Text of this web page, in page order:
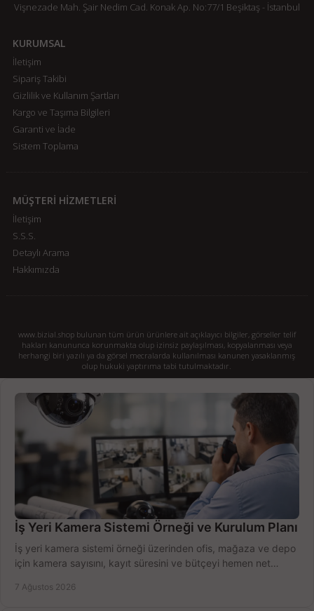
Vişnezade Mah. Şair Nedim Cad. Konak Ap. No:77/1 Beşiktaş - İstanbul
KURUMSAL
İletişim
Sipariş Takibi
Gizlilik ve Kullanım Şartları
Kargo ve Taşıma Bilgileri
Garanti ve İade
Sistem Toplama
MÜŞTERİ HİZMETLERİ
İletişim
S.S.S.
Detaylı Arama
Hakkımızda
www.bizial.shop bulunan tüm ürün ürünlere ait açıklayıcı bilgiler, görseller telif
hakları kanununca korunmakta olup izinsiz paylaşılması, kopyalanması veya
herhangi biri yazılı ya da görsel mecralarda kullanılması kanunen yasaklanmış
olup hukuki yaptırıma tabi tutulmaktadır.
İş Yeri Kamera Sistemi Örneği ve Kurulum Planı
İş yeri kamera sistemi örneği üzerinden ofis, mağaza ve depo
için kamera sayısını, kayıt süresini ve bütçeyi hemen net
7 Ağustos 2026